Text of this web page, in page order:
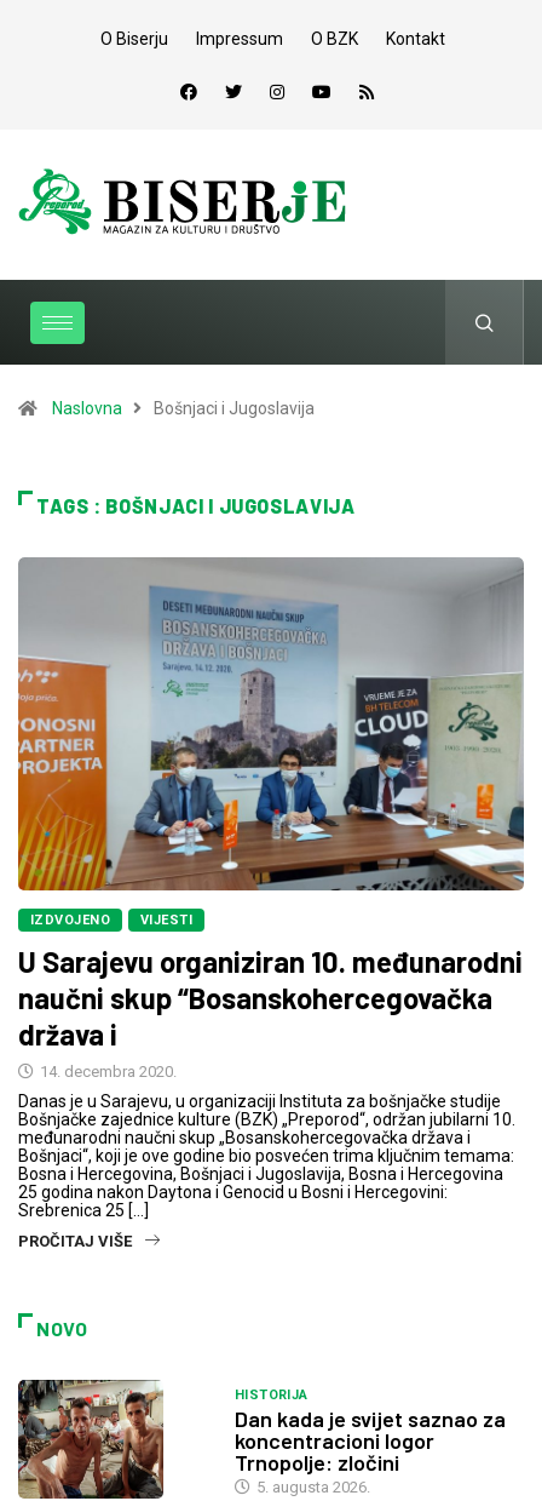
O Biserju Impressum O BZK Kontakt
Naslovna Bošnjaci i Jugoslavija
TAGS : BOŠNJACI I JUGOSLAVIJA
IZDVOJENO VIJESTI
U Sarajevu organiziran 10. međunarodni
naučni skup “Bosanskohercegovačka
država i
14. decembra 2020.
Danas je u Sarajevu, u organizaciji Instituta za bošnjačke studije
Bošnjačke zajednice kulture (BZK) „Preporod“, održan jubilarni 10.
međunarodni naučni skup „Bosanskohercegovačka država i
Bošnjaci“, koji je ove godine bio posvećen trima ključnim temama:
Bosna i Hercegovina, Bošnjaci i Jugoslavija, Bosna i Hercegovina
25 godina nakon Daytona i Genocid u Bosni i Hercegovini:
Srebrenica 25 […]
PROČITAJ VIŠE
NOVO
HISTORIJA
Dan kada je svijet saznao za
koncentracioni logor
Trnopolje: zločini
5. augusta 2026.